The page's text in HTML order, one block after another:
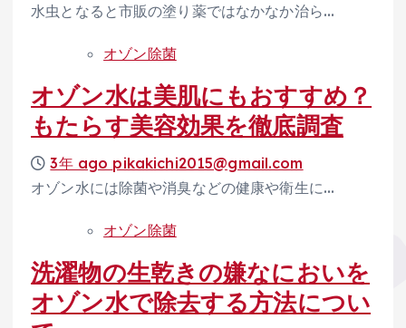
水虫となると市販の塗り薬ではなかなか治ら…
オゾン除菌
オゾン水は美肌にもおすすめ？
もたらす美容効果を徹底調査
3年 ago pikakichi2015@gmail.com
オゾン水には除菌や消臭などの健康や衛生に…
オゾン除菌
洗濯物の生乾きの嫌なにおいを
オゾン水で除去する方法につい